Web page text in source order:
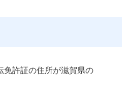
免許証の住所が滋賀県の